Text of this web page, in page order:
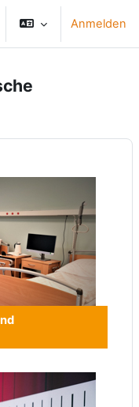
umschalten
Anmelden